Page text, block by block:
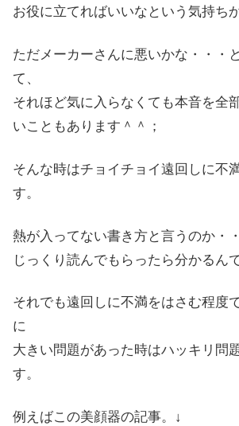
お役に立てればいいなという気持ち
ただメーカーさんに悪いかな・・・
て、
それほど気に入らなくても本音を全
いこともあります＾＾；
そんな時はチョイチョイ遠回しに不
す。
熱が入ってない書き方と言うのか・
じっくり読んでもらったら分かるん
それでも遠回しに不満をはさむ程度
に
大きい問題があった時はハッキリ問
す。
例えばこの美顔器の記事。↓